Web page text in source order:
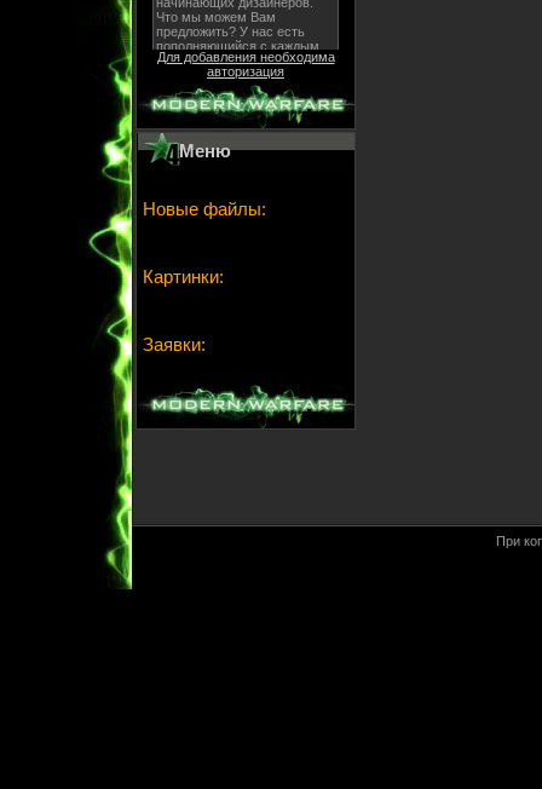
Для добавления необходима
авторизация
Меню
Новые файлы:
Картинки:
Заявки:
При